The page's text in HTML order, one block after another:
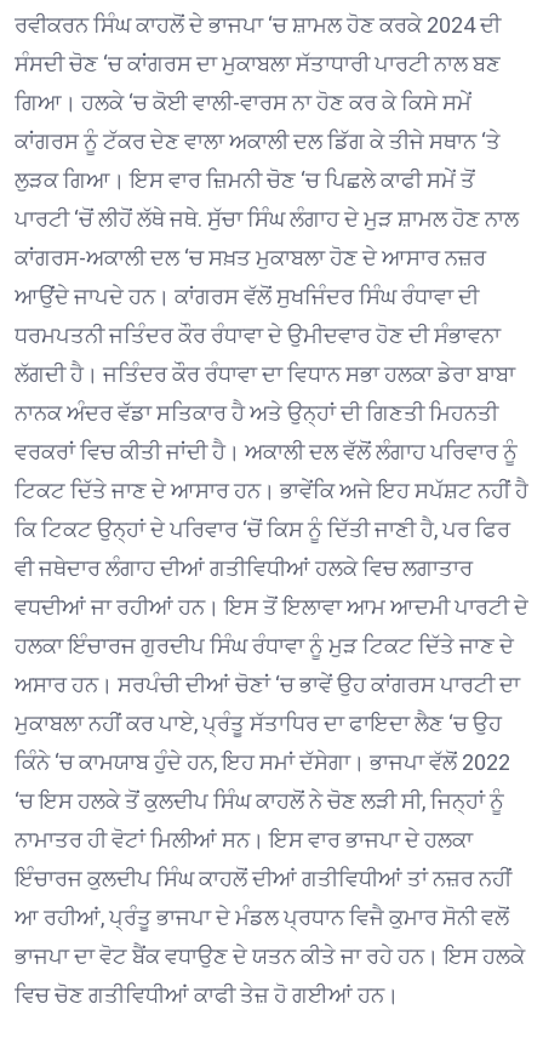
ਰਵੀਕਰਨ ਸਿੰਘ ਕਾਹਲੋਂ ਦੇ ਭਾਜਪਾ ‘ਚ ਸ਼ਾਮਲ ਹੋਣ ਕਰਕੇ 2024 ਦੀ
ਸੰਸਦੀ ਚੋਣ ‘ਚ ਕਾਂਗਰਸ ਦਾ ਮੁਕਾਬਲਾ ਸੱਤਾਧਾਰੀ ਪਾਰਟੀ ਨਾਲ ਬਣ
ਗਿਆ। ਹਲਕੇ ‘ਚ ਕੋਈ ਵਾਲੀ-ਵਾਰਸ ਨਾ ਹੋਣ ਕਰ ਕੇ ਕਿਸੇ ਸਮੇਂ
ਕਾਂਗਰਸ ਨੂੰ ਟੱਕਰ ਦੇਣ ਵਾਲਾ ਅਕਾਲੀ ਦਲ ਡਿੱਗ ਕੇ ਤੀਜੇ ਸਥਾਨ ‘ਤੇ
ਲੁੜਕ ਗਿਆ। ਇਸ ਵਾਰ ਜ਼ਿਮਨੀ ਚੋਣ ‘ਚ ਪਿਛਲੇ ਕਾਫੀ ਸਮੇਂ ਤੋਂ
ਪਾਰਟੀ ‘ਚੋਂ ਲੀਹੋਂ ਲੱਥੇ ਜਥੇ. ਸੁੱਚਾ ਸਿੰਘ ਲੰਗਾਹ ਦੇ ਮੁੜ ਸ਼ਾਮਲ ਹੋਣ ਨਾਲ
ਕਾਂਗਰਸ-ਅਕਾਲੀ ਦਲ ‘ਚ ਸਖ਼ਤ ਮੁਕਾਬਲਾ ਹੋਣ ਦੇ ਆਸਾਰ ਨਜ਼ਰ
ਆਉਂਦੇ ਜਾਪਦੇ ਹਨ। ਕਾਂਗਰਸ ਵੱਲੋਂ ਸੁਖਜਿੰਦਰ ਸਿੰਘ ਰੰਧਾਵਾ ਦੀ
ਧਰਮਪਤਨੀ ਜਤਿੰਦਰ ਕੌਰ ਰੰਧਾਵਾ ਦੇ ਉਮੀਦਵਾਰ ਹੋਣ ਦੀ ਸੰਭਾਵਨਾ
ਲੱਗਦੀ ਹੈ। ਜਤਿੰਦਰ ਕੌਰ ਰੰਧਾਵਾ ਦਾ ਵਿਧਾਨ ਸਭਾ ਹਲਕਾ ਡੇਰਾ ਬਾਬਾ
ਨਾਨਕ ਅੰਦਰ ਵੱਡਾ ਸਤਿਕਾਰ ਹੈ ਅਤੇ ਉਨ੍ਹਾਂ ਦੀ ਗਿਣਤੀ ਮਿਹਨਤੀ
ਵਰਕਰਾਂ ਵਿਚ ਕੀਤੀ ਜਾਂਦੀ ਹੈ। ਅਕਾਲੀ ਦਲ ਵੱਲੋਂ ਲੰਗਾਹ ਪਰਿਵਾਰ ਨੂੰ
ਟਿਕਟ ਦਿੱਤੇ ਜਾਣ ਦੇ ਆਸਾਰ ਹਨ। ਭਾਵੇਂਕਿ ਅਜੇ ਇਹ ਸਪੱਸ਼ਟ ਨਹੀਂ ਹੈ
ਕਿ ਟਿਕਟ ਉਨ੍ਹਾਂ ਦੇ ਪਰਿਵਾਰ ‘ਚੋਂ ਕਿਸ ਨੂੰ ਦਿੱਤੀ ਜਾਣੀ ਹੈ, ਪਰ ਫਿਰ
ਵੀ ਜਥੇਦਾਰ ਲੰਗਾਹ ਦੀਆਂ ਗਤੀਵਿਧੀਆਂ ਹਲਕੇ ਵਿਚ ਲਗਾਤਾਰ
ਵਧਦੀਆਂ ਜਾ ਰਹੀਆਂ ਹਨ। ਇਸ ਤੋਂ ਇਲਾਵਾ ਆਮ ਆਦਮੀ ਪਾਰਟੀ ਦੇ
ਹਲਕਾ ਇੰਚਾਰਜ ਗੁਰਦੀਪ ਸਿੰਘ ਰੰਧਾਵਾ ਨੂੰ ਮੁੜ ਟਿਕਟ ਦਿੱਤੇ ਜਾਣ ਦੇ
ਅਸਾਰ ਹਨ। ਸਰਪੰਚੀ ਦੀਆਂ ਚੋਣਾਂ ‘ਚ ਭਾਵੇਂ ਉਹ ਕਾਂਗਰਸ ਪਾਰਟੀ ਦਾ
ਮੁਕਾਬਲਾ ਨਹੀਂ ਕਰ ਪਾਏ, ਪ੍ਰੰਤੂ ਸੱਤਾਧਿਰ ਦਾ ਫਾਇਦਾ ਲੈਣ ‘ਚ ਉਹ
ਕਿੰਨੇ ‘ਚ ਕਾਮਯਾਬ ਹੁੰਦੇ ਹਨ, ਇਹ ਸਮਾਂ ਦੱਸੇਗਾ। ਭਾਜਪਾ ਵੱਲੋਂ 2022
‘ਚ ਇਸ ਹਲਕੇ ਤੋਂ ਕੁਲਦੀਪ ਸਿੰਘ ਕਾਹਲੋਂ ਨੇ ਚੋਣ ਲੜੀ ਸੀ, ਜਿਨ੍ਹਾਂ ਨੂੰ
ਨਾਮਾਤਰ ਹੀ ਵੋਟਾਂ ਮਿਲੀਆਂ ਸਨ। ਇਸ ਵਾਰ ਭਾਜਪਾ ਦੇ ਹਲਕਾ
ਇੰਚਾਰਜ ਕੁਲਦੀਪ ਸਿੰਘ ਕਾਹਲੋਂ ਦੀਆਂ ਗਤੀਵਿਧੀਆਂ ਤਾਂ ਨਜ਼ਰ ਨਹੀਂ
ਆ ਰਹੀਆਂ, ਪ੍ਰੰਤੂ ਭਾਜਪਾ ਦੇ ਮੰਡਲ ਪ੍ਰਧਾਨ ਵਿਜੈ ਕੁਮਾਰ ਸੋਨੀ ਵਲੋਂ
ਭਾਜਪਾ ਦਾ ਵੋਟ ਬੈਂਕ ਵਧਾਉਣ ਦੇ ਯਤਨ ਕੀਤੇ ਜਾ ਰਹੇ ਹਨ। ਇਸ ਹਲਕੇ
ਵਿਚ ਚੋਣ ਗਤੀਵਿਧੀਆਂ ਕਾਫੀ ਤੇਜ਼ ਹੋ ਗਈਆਂ ਹਨ।